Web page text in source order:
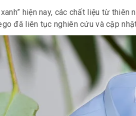
hiện nay, các chất liệu từ
đã liên tục nghiên cứu và cập